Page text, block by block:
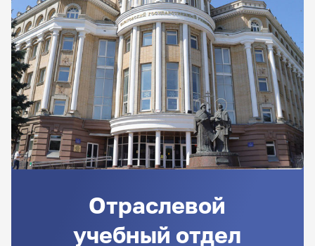
Отраслевой
учебный отдел